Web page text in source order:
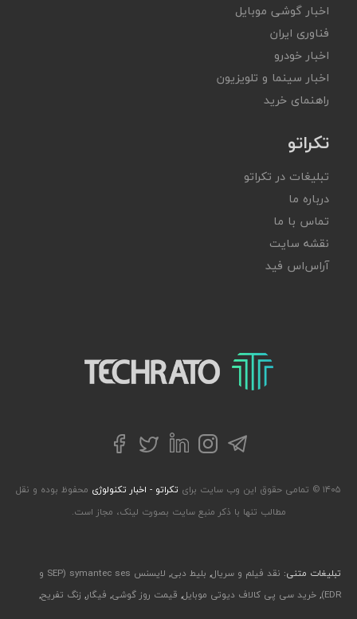
اخبار گوشی موبایل
فناوری ایران
اخبار خودرو
اخبار سینما و تلویزیون
راهنمای خرید
تکراتو
تبلیغات در تکراتو
درباره ما
تماس با ما
نقشه سایت
آر‌اس‌اس فید
تکراتو – زندگی با تکنولوژی
تلگراماینستاگرام
لینکداینتوییترفیسبوک
۱۴۰۵ © تمامی حقوق این وب سایت برای تکراتو - اخبار تکنولوژی محفوظ بوده و نقل
مطالب تنها با ذکر منبع سایت بصورت لینک، مجاز است.
تبلیغات متنی: نقد فیلم و سریال, بلیط دبی,
لایسنس symantec ses (SEP و
EDR)
, خرید سی پی کالاف دیوتی موبایل, قیمت روز گوشی, فیگار, زنگ تفریح,